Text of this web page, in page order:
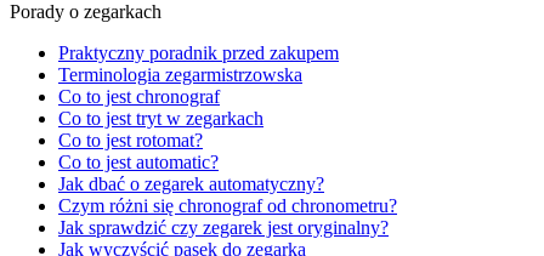
Porady o zegarkach
Praktyczny poradnik przed zakupem
Terminologia zegarmistrzowska
Co to jest chronograf
Co to jest tryt w zegarkach
Co to jest rotomat?
Co to jest automatic?
Jak dbać o zegarek automatyczny?
Czym różni się chronograf od chronometru?
Jak sprawdzić czy zegarek jest oryginalny?
Jak wyczyścić pasek do zegarka